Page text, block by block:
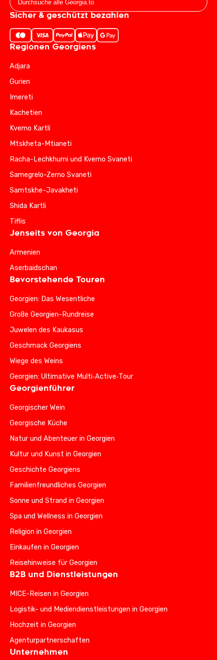
Sicher & geschützt bezahlen
Regionen Georgiens
Adjara
Gurien
Imereti
Kachetien
Kvemo Kartli
Mtskheta-Mtianeti
Racha-Lechkhumi und Kvemo Svaneti
Samegrelo-Zemo Svaneti
Samtskhe-Javakheti
Shida Kartli
Tiflis
Jenseits von Georgia
Armenien
Aserbaidschan
Bevorstehende Touren
Georgien: Das Wesentliche
Große Georgien-Rundreise
Juwelen des Kaukasus
Geschmack Georgiens
Wiege des Weins
Georgien: Ultimative Multi‑Active‑Tour
Georgienführer
Georgischer Wein
Georgische Küche
Natur und Abenteuer in Georgien
Kultur und Kunst in Georgien
Geschichte Georgiens
Familienfreundliches Georgien
Sonne und Strand in Georgien
Spa und Wellness in Georgien
Religion in Georgien
Einkaufen in Georgien
Reisehinweise für Georgien
B2B und Dienstleistungen
MICE-Reisen in Georgien
Logistik- und Mediendienstleistungen in Georgien
Hochzeit in Georgien
Agenturpartnerschaften
Unternehmen